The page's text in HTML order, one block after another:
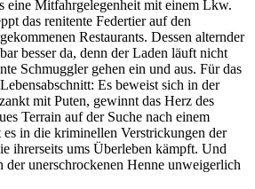
eine Mitfahrgelegenheit mit einem Lkw.
das renitente Federtier auf den
Restaurants. Dessen alternder
besser da, denn der Laden läuft nicht
Schmuggler gehen ein und aus. Für das
Es beweist sich in der
mit Puten, gewinnt das Herz des
Terrain auf der Suche nach einem
in die kriminellen Verstrickungen der
ihrerseits ums Überleben kämpft. Und
der unerschrockenen Henne unweigerlich